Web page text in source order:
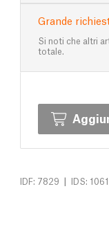
Grande
Si noti che altri
totale.
IDF: 7829 | IDS: 1061